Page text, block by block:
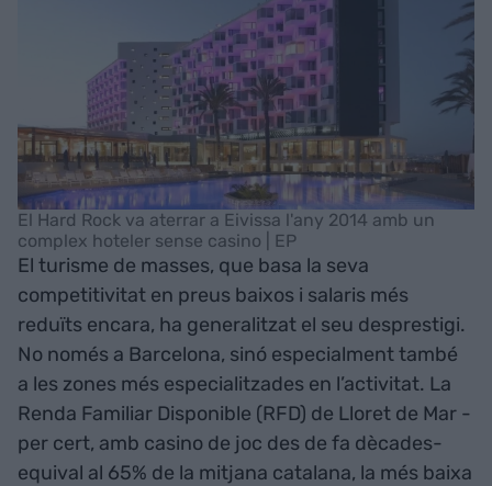
El Hard Rock va aterrar a Eivissa l'any 2014 amb un
complex hoteler sense casino | EP
El turisme de masses, que basa la seva
competitivitat en preus baixos i salaris més
reduïts encara, ha generalitzat el seu desprestigi.
No només a Barcelona, sinó especialment també
a les zones més especialitzades en l’activitat. La
Renda Familiar Disponible (RFD) de Lloret de Mar -
per cert, amb casino de joc des de fa dècades-
equival al 65% de la mitjana catalana, la més baixa